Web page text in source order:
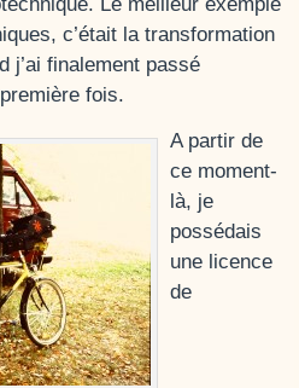
c’était la transformation
j’ai finalement passé
fois.
A partir de
ce moment-
là, je
possédais
une licence
de